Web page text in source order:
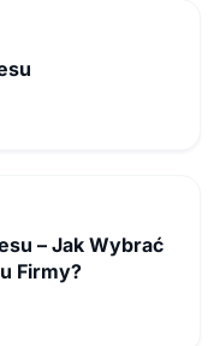
– Jak Wybrać
Firmy?